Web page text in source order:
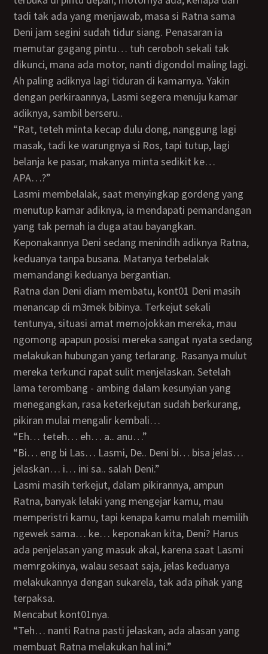
tadi tak ada yang menjawab, masa si Ratna sama
Deni jam segini sudah tidur siang. Penasaran ia
memutar gagang pintu… tuh ceroboh sekali tak
dikunci, mana ada motor, nanti digondol maling lagi.
Ah paling adiknya lagi tiduran di kamarnya. Yakin
dengan perkiraannya, Lasmi segera menuju kamar
adiknya, sambil berseru..
“Rat, teteh minta kecap dulu dong, nanggung lagi
masak, tadi ke warungnya si Ros, tapi tutup, lagi
belanja ke pasar, makanya minta sedikit ke…
APA…?”
Lasmi membelalak, saat menyingkap gordeng yang
menutup kamar adiknya, ia mendapati pemandangan
yang tak pernah ia duga atau bayangkan.
Keponakannya Deni sedang menindih adiknya Ratna,
keduanya tanpa busana. Matanya terbelalak
memandangi keduanya bergantian.
Ratna dan Deni diam membatu, kont01 Deni masih
menancap di m3mek bibinya. Terkejut sekali
tentunya, situasi amat memojokkan mereka, mau
ngomong apapun posisi mereka sangat nyata sedang
melakukan hubungan yang terlarang. Rasanya mulut
mereka terkunci rapat sulit menjelaskan. Setelah
lama terombang - ambing dalam kesunyian yang
menegangkan, rasa keterkejutan sudah berkurang,
pikiran mulai mengalir kembali…
“Eh… teteh… eh… a.. anu…”
“Bi… eng bi Las… Lasmi, De.. Deni bi… bisa jelas…
jelaskan… i… ini sa.. salah Deni.”
Lasmi masih terkejut, dalam pikirannya, ampun
Ratna, banyak lelaki yang mengejar kamu, mau
memperistri kamu, tapi kenapa kamu malah memilih
ngewek sama… ke… keponakan kita, Deni? Harus
ada penjelasan yang masuk akal, karena saat Lasmi
memrgokinya, walau sesaat saja, jelas keduanya
melakukannya dengan sukarela, tak ada pihak yang
terpaksa.
mencabut kont01nya.
“Teh… nanti Ratna pasti jelaskan, ada alasan yang
membuat Ratna melakukan hal ini.”